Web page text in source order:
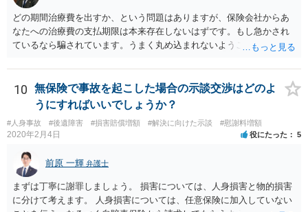
談してみるのが望ましいかもしれません。
どの期間治療費を出すか、という問題はありますが、保険会社からあ
なたへの治療費の支払期限は本来存在しないはずです。もし急かされ
ているなら騙されています。うまく丸め込まれないようご注意下さ
せんが、受診したならば提出すべきです。
10
無保険で事故を起こした場合の示談交渉はどのよ
うにすればいいでしょうか？
#人身事故 #後遺障害 #損害賠償増額 #解決に向けた示談 #慰謝料増額
2020年2月4日 役にたった 5
前原 一輝 弁護士
まずは丁寧に謝罪しましょう。 損害については、人身損害と物的損害
に分けて考えます。 人身損害については、任意保険に加入していない